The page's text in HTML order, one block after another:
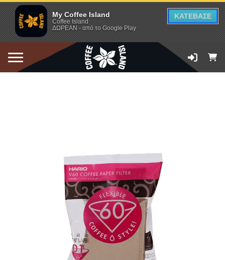
My Coffee Island
Coffee Island
ΔΩΡΕΑΝ - από το Google Play
ΚΑΤΕΒΑΣΕ